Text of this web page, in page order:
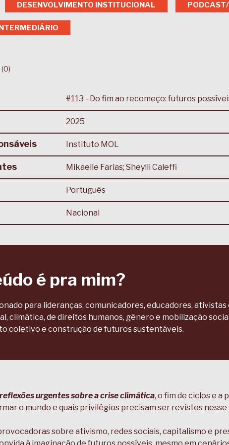
DESENVOLVIMENTO INSTITUCIONAL
(0)
#113 - Do fim ao recomeço: futuros
2025
Instituto MOL
Mikaelle Farias; Sheylli Caleffi
Português
Nacional
é pra mim?
para lideranças, comunicadores, educadores,
climática, de direitos humanos, gênero e mobilização
coletivo e construção de futuros sustentáveis.
reflexões urgentes sobre a crise climática, o fim de ciclos e a
o mundo e quais privilégios precisam ser revistos nesse
sobre ativismo, redes sociais, capitalismo e